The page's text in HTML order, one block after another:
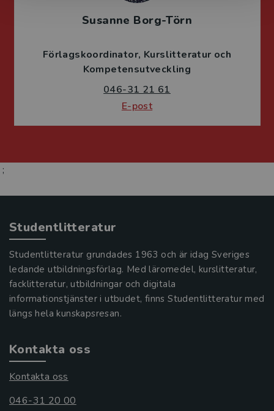
Susanne Borg-Törn
Förlagskoordinator Kurslitteratur och
Kompetensutveckling
046-31 21 61
E-post
;
Studentlitteratur
Studentlitteratur grundades 1963 och är idag Sveriges
ledande utbildningsförlag. Med läromedel, kurslitteratur,
facklitteratur, utbildningar och digitala
informationstjänster i utbudet, finns Studentlitteratur med
längs hela kunskapsresan.
Kontakta oss
Kontakta oss
046-31 20 00